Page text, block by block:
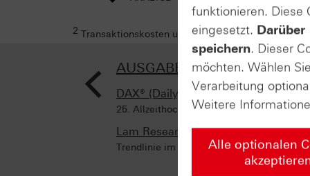
2 Transaktionskosten und Ihr Depotpreis (soweit
< AUSGABE VOM 21.05.2025
DAX® (Daily)
25. Allzeithoch in diesem Jahr
Lam Research (Weekly)
Trendlinie im Fokus
funktionieren. Diese
eingesetzt.
speichern. Dieser
möchten. Wählen
Verarbeitung
Weitere
Alle optionalen